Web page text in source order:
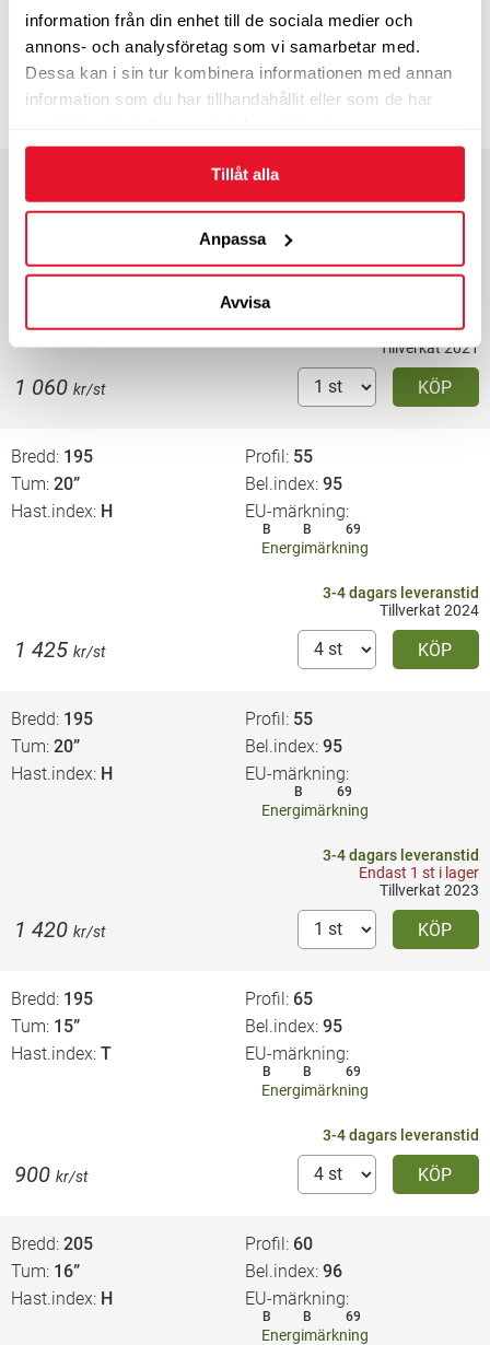
information från din enhet till de sociala medier och
annons- och analysföretag som vi samarbetar med.
Dessa kan i sin tur kombinera informationen med annan
information som du har tillhandahållit eller som de har
Tillåt alla
Anpassa
Avvisa
Energimärkning
3-4 dagars leveranstid
KÖP
845 kr/st
Profil
Tum 20” Bel.index 95
EU-märkning
Energimärkning
Endast 1 st i lager
Tillverkat 2021
KÖP
1 060 kr/st
Bredd 195 Profil 55
Tum 20” Bel.index 95
Hast.index H EU-märkning
B B 69
Energimärkning
3-4 dagars leveranstid
Tillverkat 2024
KÖP
1 425 kr/st
Bredd 195 Profil 55
Tum 20” Bel.index 95
Hast.index H EU-märkning
B 69
Energimärkning
3-4 dagars leveranstid
Endast 1 st i lager
Tillverkat 2023
KÖP
1 420 kr/st
Bredd 195 Profil 65
Tum 15” Bel.index 95
Hast.index T EU-märkning
B B 69
Energimärkning
3-4 dagars leveranstid
KÖP
900 kr/st
Bredd 205 Profil 60
Tum 16” Bel.index 96
Hast.index H EU-märkning
B B 69
Energimärkning